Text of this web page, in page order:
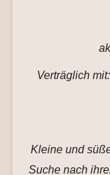
Verträglich
Kleine und
Suche nach